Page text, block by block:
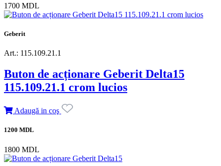
1700 MDL
Geberit
Art.: 115.109.21.1
Buton de acționare Geberit Delta15
115.109.21.1 crom lucios
Adaugă in coş
1200 MDL
1800 MDL